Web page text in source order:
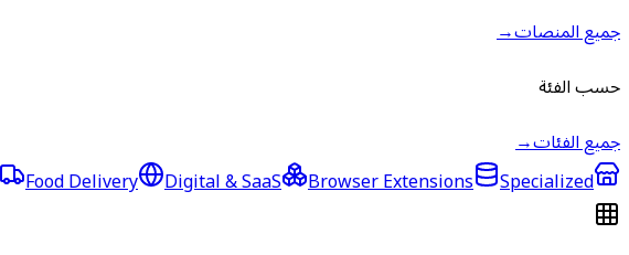
جميع المنصات→
حسب الفئة
جميع الفئات→
Food Delivery Digital & SaaS Browser Extensions Specialized